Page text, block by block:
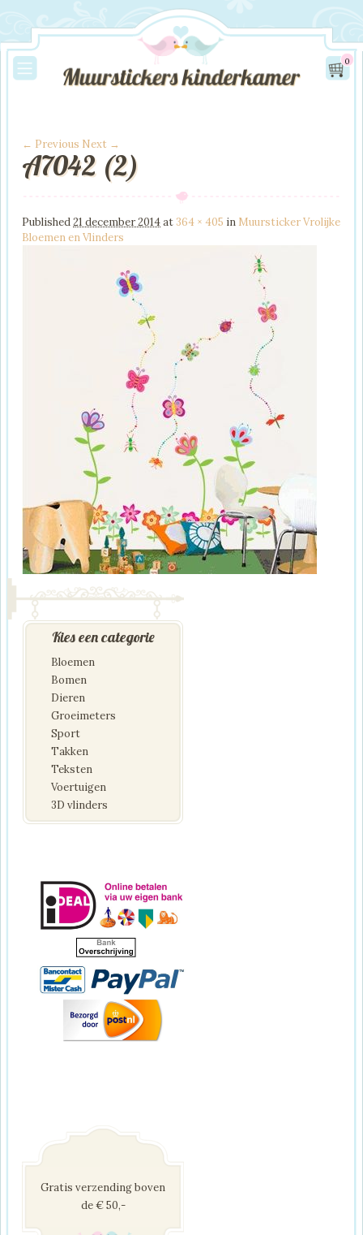
0
Image navigation
← Previous Next →
A7042 (2)
Published21 december 2014at 364 × 405 in Muursticker Vrolijke
Bloemen en Vlinders
Kies een categorie
Bloemen
Bomen
Dieren
Groeimeters
Sport
Takken
Teksten
Voertuigen
3D vlinders
Gratis verzending boven
de € 50,-